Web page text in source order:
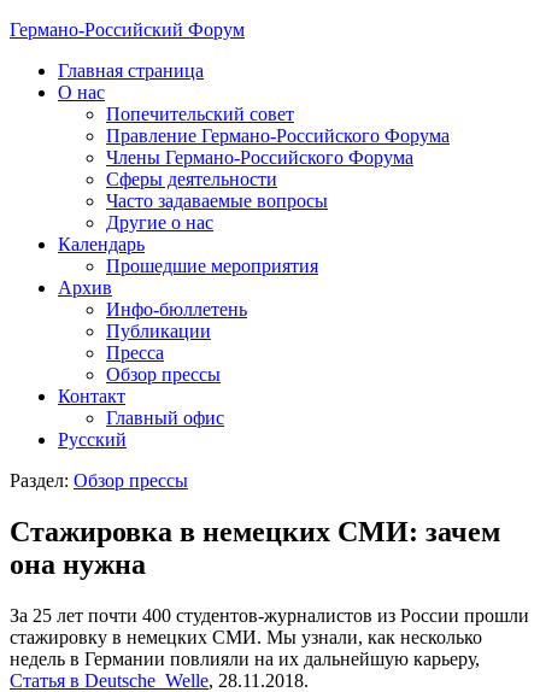
Германо-Российский Форум
Главная страница
О нас
Попечительский совет
Правление Германо-Российского Форума
Члены Германо-Российского Форума
Сферы деятельности
Часто задаваемые вопросы
Другие о нас
Календарь
Прошедшие мероприятия
Архив
Инфо-бюллетень
Публикации
Пресса
Обзор прессы
Контакт
Главный офис
Русский
Раздел: Обзор прессы
Стажировка в немецких СМИ: зачем
она нужна
За 25 лет почти 400 студентов-журналистов из России прошли
стажировку в немецких СМИ. Мы узнали, как несколько
недель в Германии повлияли на их дальнейшую карьеру,
Статья в Deutsche Welle, 28.11.2018.